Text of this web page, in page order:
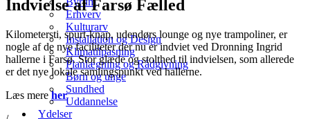
Erhverv
Kulturarv
Installation og Design
Klimatilpasning
Planlægning og Rådgivning
Børn og unge
Sundhed
Uddannelse
Ydelser
Indvielse af Farsø Fælled
Kilometersti, spurt-knap, udendørs lounge og nye trampoliner, er
nogle af de nye faciliteter der nu er indviet ved Dronning Ingrid
hallerne i Farsø. Stor glæde og stolthed til indvielsen, som allerede
er det nye lokale samlingspunkt ved hallerne.
Læs mereher